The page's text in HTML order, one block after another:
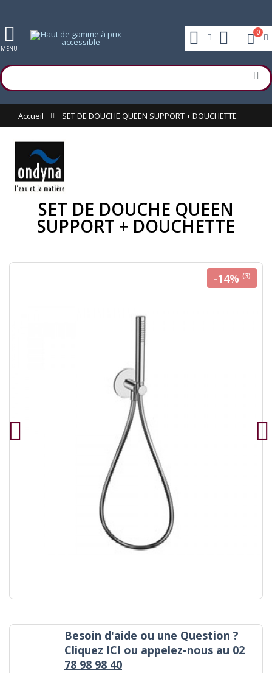
MENU
0
Accueil SET DE DOUCHE QUEEN SUPPORT + DOUCHETTE
SET DE DOUCHE QUEEN
SUPPORT + DOUCHETTE
-14% (3)
Besoin d'aide ou une Question ?
Cliquez ICI ou appelez-nous au 02
78 98 98 40